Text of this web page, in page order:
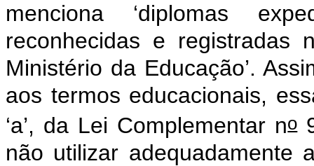
menciona ‘diplomas
reconhecidas e registradas
Ministério da Educação’.
aos termos educacionais,
‘a’, da Lei Complementar no
não utilizar adequadamente